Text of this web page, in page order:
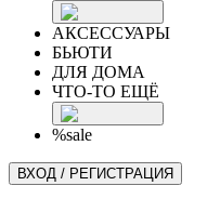
АКСЕССУАРЫ
БЬЮТИ
ДЛЯ ДОМА
ЧТО-ТО ЕЩЁ
%sale
ВХОД / РЕГИСТРАЦИЯ